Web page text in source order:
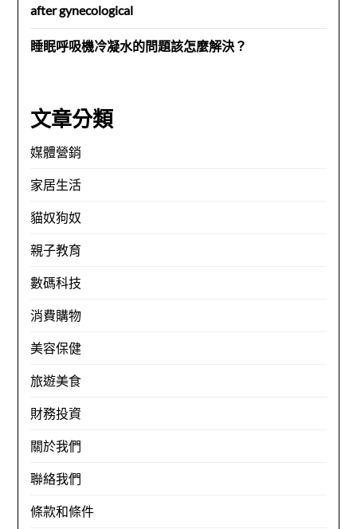
after gynecological
睡眠呼吸機冷凝水的問題該怎麼解決？
文章分類
媒體營銷
家居生活
貓奴狗奴
親子教育
數碼科技
消費購物
美容保健
旅遊美食
財務投資
關於我們
聯絡我們
條款和條件